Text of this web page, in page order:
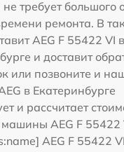
требует большого
ремонта. В
AEG F 55422 VI
и доставит
или позвоните и
в Екатеринбурге
и рассчитает
AEG F 55422
AEG F 55422